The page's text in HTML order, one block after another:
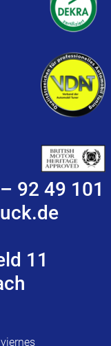
92 49 101
11